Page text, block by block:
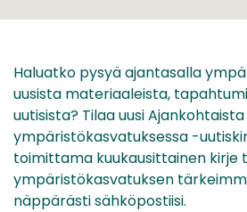
Haluatko pysyä ajantasalla
uusista materiaaleista,
uutisista? Tilaa uusi Ajankohtaista
ympäristökasvatuksessa -
toimittama kuukausittainen kirje
ympäristökasvatuksen
näppärästi sähköpostiisi.